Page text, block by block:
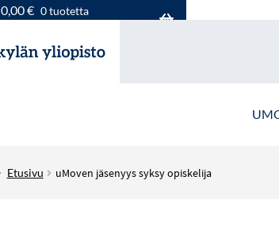
0,00€ 0 tuotetta
Etusivu uMoven jäsenyys syksy opiskelija